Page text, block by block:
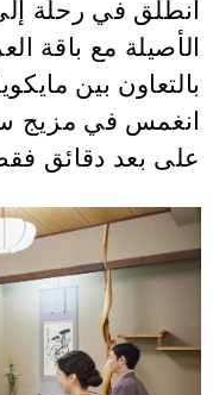
انطلق في رحلة إلى
الأصيلة مع باقة
بالتعاون بين
انغمس في مزيج
على بعد دقائق